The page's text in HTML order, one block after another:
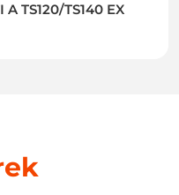
A TS120/TS140 EX